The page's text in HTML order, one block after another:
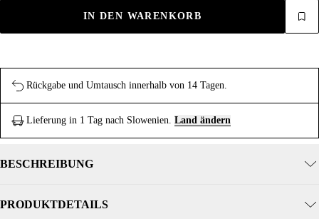
IN DEN WARENKORB
Rückgabe und Umtausch innerhalb von 14 Tagen.
Lieferung in 1 Tag nach Slowenien. Land ändern
BESCHREIBUNG
PRODUKTDETAILS